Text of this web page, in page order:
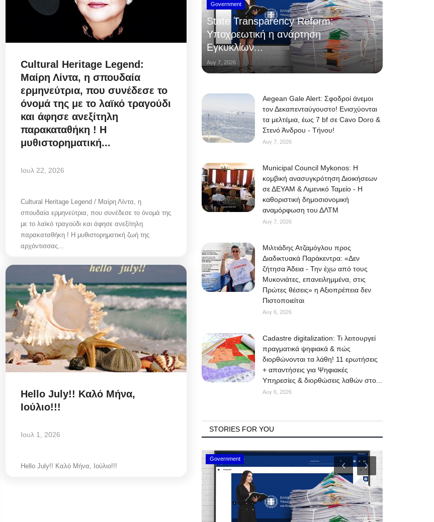
Cultural Heritage Legend:
Μαίρη Λίντα, η σπουδαία
ερμηνεύτρια, που συνέδεσε το
όνομά της με το λαϊκό τραγούδι
και άφησε ανεξίτηλη
παρακαταθήκη ! Η
μυθιστορηματική...
Ιουλ 22, 2026
Cultural Heritage Legend / Μαίρη Λίντα, η
σπουδαία ερμηνεύτρια, που συνέδεσε το όνομά της
με το λαϊκό τραγούδι και άφησε ανεξίτηλη
παρακαταθήκη ! Η μυθιστορηματική ζωή της
αρχόντισσας...
Hello July!! Καλό Μήνα,
Ιούλιο!!!
Ιουλ 1, 2026
Hello July!! Καλό Μήνα, Ιούλιο!!!
Government
State Transparency Reform:
Υποχρεωτική η ανάρτηση
Εγκυκλίων...
Αυγ 7, 2026
Aegean Gale Alert: Σφοδροί άνεμοι
τον Δεκαπενταύγουστο! Ενισχύονται
τα μελτέμια, έως 7 bf σε Cavo Doro &
Στενό Άνδρου - Τήνου!
Αυγ 7, 2026
Municipal Council Mykonos: Η
κομβική ανασυγκρότηση Διοικήσεων
σε ΔΕΥΑΜ & Λιμενικό Ταμείο - Η
καθοριστική δημοσιονομική
αναμόρφωση του ΔΛΤΜ
Αυγ 7, 2026
Μιλτιάδης Ατζαμόγλου προς
Διαδικτυακά Παράκεντρα: «Δεν
ζήτησα Άδεια - Την έχω από τους
Μυκονιάτες, επανειλημμένα, στις
Πρώτες θέσεις» η Αξιοπρέπεια δεν
Πιστοποιείται
Αυγ 6, 2026
Cadastre digitalization: Τι λειτουργεί
πραγματικά ψηφιακά & πώς
διορθώνονται τα λάθη! 11 ερωτήσεις
+ απαντήσεις για Ψηφιακές
Υπηρεσίες & διορθώσεις λαθών στο...
Αυγ 6, 2026
STORIES FOR YOU
Mykonos Events